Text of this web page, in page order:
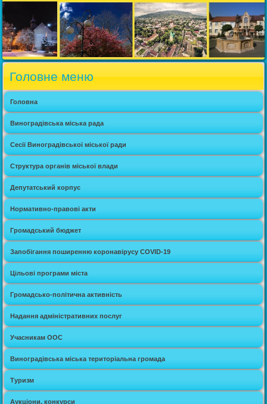
Головне меню
Головна
Виноградівська міська рада
Сесії Виноградівської міської ради
Структура органів міської влади
Депутатський корпус
Нормативно-правові акти
Громадський бюджет
Запобігання поширенню коронавірусу COVID-19
Цільові програми міста
Громадсько-політична активність
Надання адміністративних послуг
Учасникам ООС
Виноградівська міська територіальна громада
Туризм
Аукціони, конкурси